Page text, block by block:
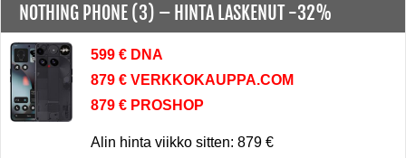
NOTHING PHONE (3) – HINTA LASKENUT -32%
599 € DNA
879 € VERKKOKAUPPA.COM
879 € PROSHOP
Alin hinta viikko sitten: 879 €